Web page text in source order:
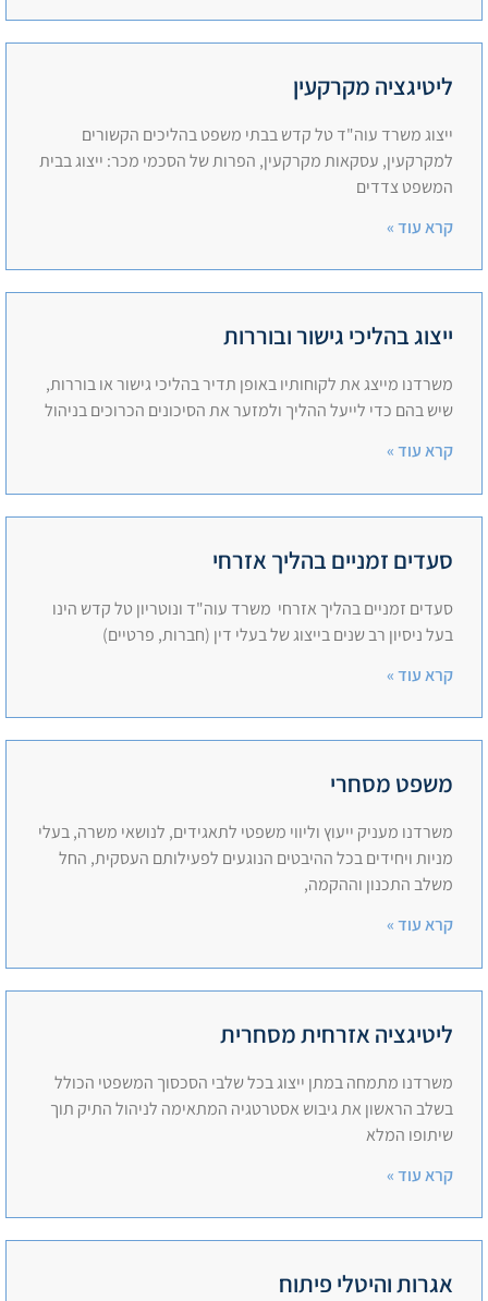
ליטיגציה מקרקעין
ייצוג משרד עוה"ד טל קדש בבתי משפט בהליכים הקשורים
למקרקעין, עסקאות מקרקעין, הפרות של הסכמי מכר: ייצוג בבית
המשפט צדדים
קרא עוד »
ייצוג בהליכי גישור ובוררות
משרדנו מייצג את לקוחותיו באופן תדיר בהליכי גישור או בוררות,
שיש בהם כדי לייעל ההליך ולמזער את הסיכונים הכרוכים בניהול
קרא עוד »
סעדים זמניים בהליך אזרחי
סעדים זמניים בהליך אזרחי משרד עוה"ד ונוטריון טל קדש הינו
בעל ניסיון רב שנים בייצוג של בעלי דין (חברות, פרטיים)
קרא עוד »
משפט מסחרי
משרדנו מעניק ייעוץ וליווי משפטי לתאגידים, לנושאי משרה, בעלי
מניות ויחידים בכל ההיבטים הנוגעים לפעילותם העסקית, החל
משלב התכנון וההקמה,
קרא עוד »
ליטיגציה אזרחית מסחרית
משרדנו מתמחה במתן ייצוג בכל שלבי הסכסוך המשפטי הכולל
בשלב הראשון את גיבוש אסטרטגיה המתאימה לניהול התיק תוך
שיתופו המלא
קרא עוד »
אגרות והיטלי פיתוח